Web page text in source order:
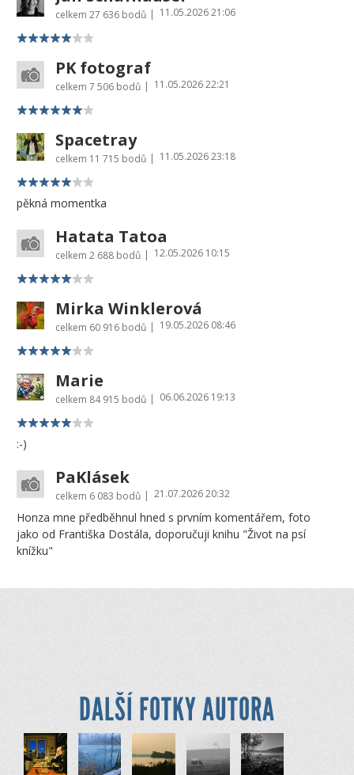
celkem 27 636 bodů | 11.05.2026 21:06
PK fotograf
celkem 7 506 bodů | 11.05.2026 22:21
Spacetray
celkem 11 715 bodů | 11.05.2026 23:18
pěkná momentka
Hatata Tatoa
celkem 2 688 bodů | 12.05.2026 10:15
Mirka Winklerová
celkem 60 916 bodů | 19.05.2026 08:46
Marie
celkem 84 915 bodů | 06.06.2026 19:13
:-)
PaKlásek
celkem 6 083 bodů | 21.07.2026 20:32
Honza mne předběhnul hned s prvním komentářem, foto
jako od Františka Dostála, doporučuji knihu "Život na psí
knížku"
DALŠÍ FOTKY AUTORA